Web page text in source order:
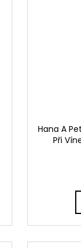
Hana A
Při